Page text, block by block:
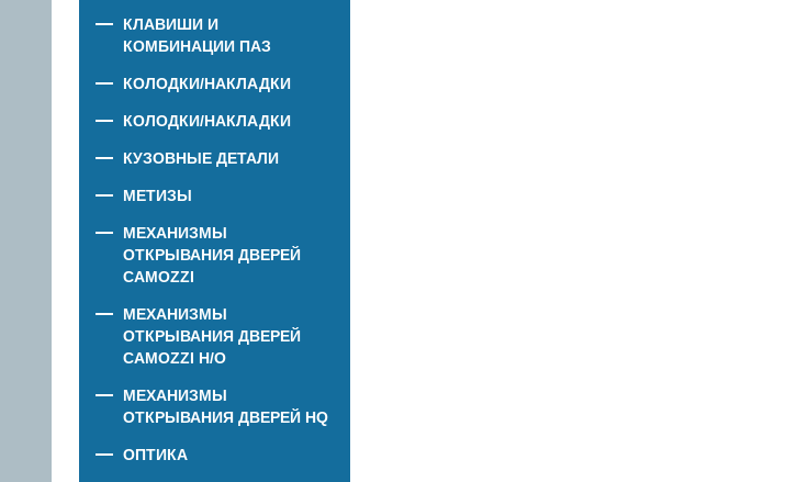
КЛАВИШИ И
КОМБИНАЦИИ ПАЗ
КОЛОДКИ/НАКЛАДКИ
КОЛОДКИ/НАКЛАДКИ
КУЗОВНЫЕ ДЕТАЛИ
МЕТИЗЫ
МЕХАНИЗМЫ
ОТКРЫВАНИЯ ДВЕРЕЙ
CAMOZZI
МЕХАНИЗМЫ
ОТКРЫВАНИЯ ДВЕРЕЙ
CAMOZZI Н/О
МЕХАНИЗМЫ
ОТКРЫВАНИЯ ДВЕРЕЙ HQ
ОПТИКА